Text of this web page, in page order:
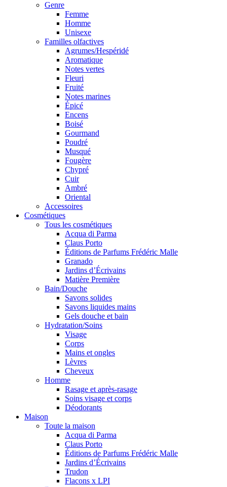
Genre
Femme
Homme
Unisexe
Familles olfactives
Agrumes/Hespéridé
Aromatique
Notes vertes
Fleuri
Fruité
Notes marines
Épicé
Encens
Boisé
Gourmand
Poudré
Musqué
Fougère
Chypré
Cuir
Ambré
Oriental
Accessoires
Cosmétiques
Tous les cosmétiques
Acqua di Parma
Claus Porto
Éditions de Parfums Frédéric Malle
Granado
Jardins d’Écrivains
Matière Première
Bain/Douche
Savons solides
Savons liquides mains
Gels douche et bain
Hydratation/Soins
Visage
Corps
Mains et ongles
Lèvres
Cheveux
Homme
Rasage et après-rasage
Soins visage et corps
Déodorants
Maison
Toute la maison
Acqua di Parma
Claus Porto
Éditions de Parfums Frédéric Malle
Jardins d’Écrivains
Trudon
Flacons x LPI